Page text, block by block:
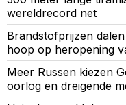
wereldrecord net
Brandstofprijzen
hoop op heropening
Meer Russen kiezen
oorlog en dreigende